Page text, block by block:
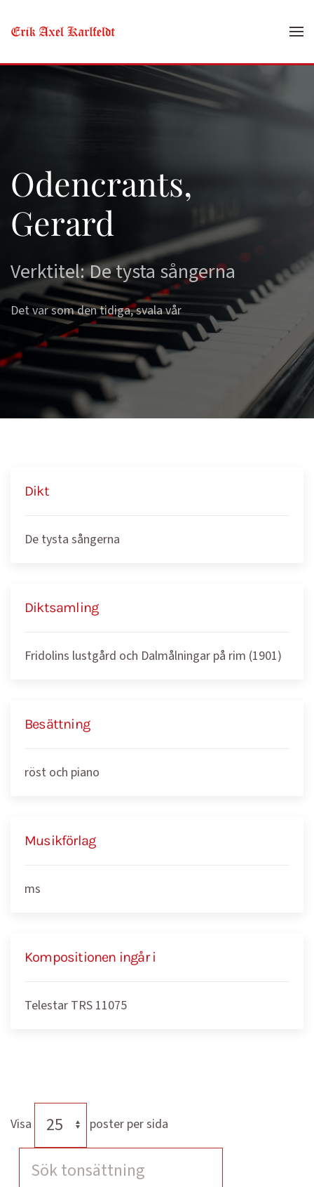
Skip to main content
Odencrants,
Gerard
Verktitel: De tysta sångerna
Det var som den tidiga, svala vår
Dikt
De tysta sångerna
Diktsamling
Fridolins lustgård och Dalmålningar på rim (1901)
Besättning
röst och piano
Musikförlag
ms
Kompositionen ingår i
Telestar TRS 11075
Visa poster per sida